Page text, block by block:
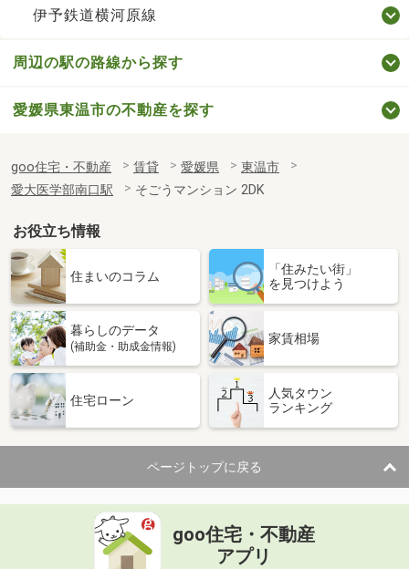
伊予鉄道横河原線
周辺の駅の路線から探す
愛媛県東温市の不動産を探す
goo住宅・不動産 賃貸 愛媛県
東温市
愛大医学部南口駅
そごうマンション 2DK
お役立ち情報
住まいのコラム
「住みたい街」
を見つけよう
暮らしのデータ
(補助金・助成金情報)
家賃相場
住宅ローン
人気タウン
ランキング
ページトップに戻る
goo住宅・不動産
アプリ